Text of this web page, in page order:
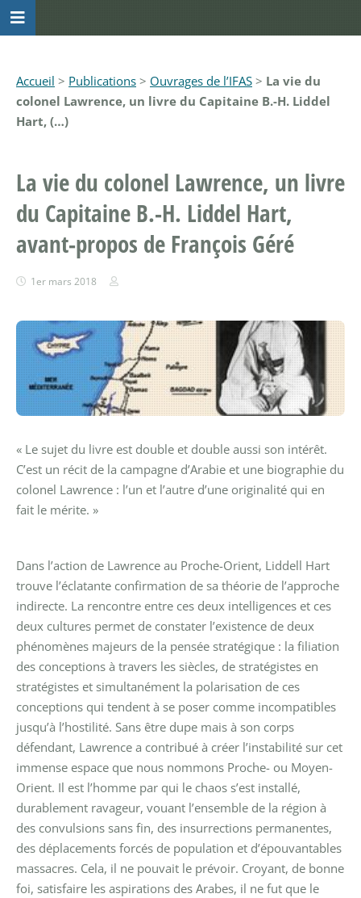
Accueil > Publications > Ouvrages de l’IFAS > La vie du
colonel Lawrence, un livre du Capitaine B.-H. Liddel
Hart, (…)
La vie du colonel Lawrence, un livre
du Capitaine B.-H. Liddel Hart,
avant-propos de François Géré
1er mars 2018
« Le sujet du livre est double et double aussi son intérêt.
C’est un récit de la campagne d’Arabie et une biographie du
colonel Lawrence : l’un et l’autre d’une originalité qui en
fait le mérite. »
Dans l’action de Lawrence au Proche-Orient, Liddell Hart
trouve l’éclatante confirmation de sa théorie de l’approche
indirecte. La rencontre entre ces deux intelligences et ces
deux cultures permet de constater l’existence de deux
phénomènes majeurs de la pensée stratégique : la filiation
des conceptions à travers les siècles, de stratégistes en
stratégistes et simultanément la polarisation de ces
conceptions qui tendent à se poser comme incompatibles
jusqu’à l’hostilité. Sans être dupe mais à son corps
défendant, Lawrence a contribué à créer l’instabilité sur cet
immense espace que nous nommons Proche- ou Moyen-
Orient. Il est l’homme par qui le chaos s’est installé,
durablement ravageur, vouant l’ensemble de la région à
des convulsions sans fin, des insurrections permanentes,
des déplacements forcés de population et d’épouvantables
massacres. Cela, il ne pouvait le prévoir. Croyant, de bonne
foi, satisfaire les aspirations des Arabes, il ne fut que le